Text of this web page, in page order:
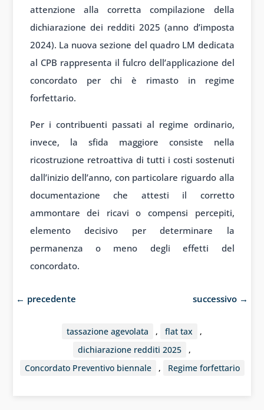
attenzione alla corretta compilazione della
dichiarazione dei redditi 2025 (anno d’imposta
2024). La nuova sezione del quadro LM dedicata
al CPB rappresenta il fulcro dell’applicazione del
concordato per chi è rimasto in regime
forfettario.
Per i contribuenti passati al regime ordinario,
invece, la sfida maggiore consiste nella
ricostruzione retroattiva di tutti i costi sostenuti
dall’inizio dell’anno, con particolare riguardo alla
documentazione che attesti il corretto
ammontare dei ricavi o compensi percepiti,
elemento decisivo per determinare la
permanenza o meno degli effetti del
concordato.
← precedente successivo →
tassazione agevolata , flat tax
,
dichiarazione redditi 2025
,
Concordato Preventivo biennale
, Regime forfettario